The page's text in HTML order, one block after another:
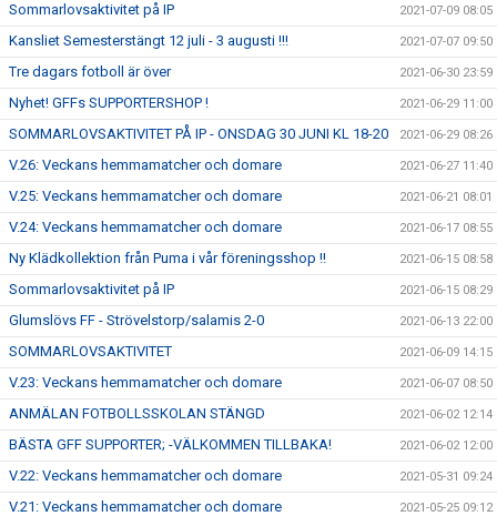
Sommarlovsaktivitet på IP 2021-07-09 08:05
Kansliet Semesterstängt 12 juli - 3 augusti !!! 2021-07-07 09:50
Tre dagars fotboll är över 2021-06-30 23:59
Nyhet! GFFs SUPPORTERSHOP ! 2021-06-29 11:00
SOMMARLOVSAKTIVITET PÅ IP - ONSDAG 30 JUNI KL 18-20 2021-06-29 08:26
V.26: Veckans hemmamatcher och domare 2021-06-27 11:40
V.25: Veckans hemmamatcher och domare 2021-06-21 08:01
V.24: Veckans hemmamatcher och domare 2021-06-17 08:55
Ny Klädkollektion från Puma i vår föreningsshop !! 2021-06-15 08:58
Sommarlovsaktivitet på IP 2021-06-15 08:29
Glumslövs FF - Strövelstorp/salamis 2-0 2021-06-13 22:00
SOMMARLOVSAKTIVITET 2021-06-09 14:15
V.23: Veckans hemmamatcher och domare 2021-06-07 08:50
ANMÄLAN FOTBOLLSSKOLAN STÄNGD 2021-06-02 12:14
BÄSTA GFF SUPPORTER; -VÄLKOMMEN TILLBAKA! 2021-06-02 12:00
V.22: Veckans hemmamatcher och domare 2021-05-31 09:24
V.21: Veckans hemmamatcher och domare 2021-05-25 09:12